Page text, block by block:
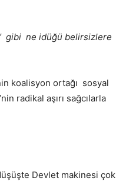
gibi ne idüğü belirsizlere
koalisyon ortağı sosyal
radikal aşırı sağcılarla
Devlet makinesi çok